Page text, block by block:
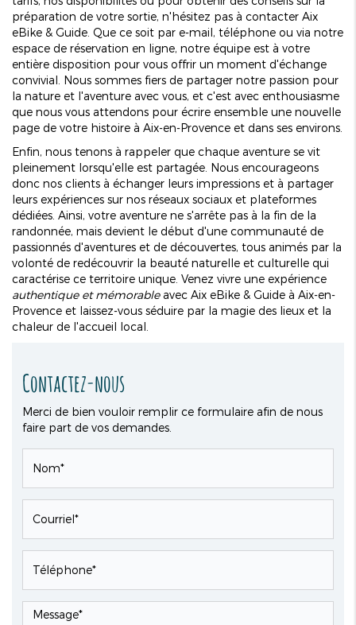
préparation de votre sortie, n'hésitez pas à contacter Aix
eBike & Guide. Que ce soit par e-mail, téléphone ou via notre
espace de réservation en ligne, notre équipe est à votre
entière disposition pour vous offrir un moment d'échange
convivial. Nous sommes fiers de partager notre passion pour
la nature et l'aventure avec vous, et c'est avec enthousiasme
que nous vous attendons pour écrire ensemble une nouvelle
page de votre histoire à Aix-en-Provence et dans ses environs.
Enfin, nous tenons à rappeler que chaque aventure se vit
pleinement lorsqu'elle est partagée. Nous encourageons
donc nos clients à échanger leurs impressions et à partager
leurs expériences sur nos réseaux sociaux et plateformes
dédiées. Ainsi, votre aventure ne s'arrête pas à la fin de la
randonnée, mais devient le début d'une communauté de
passionnés d'aventures et de découvertes, tous animés par la
volonté de redécouvrir la beauté naturelle et culturelle qui
caractérise ce territoire unique. Venez vivre une expérience
authentique et mémorableavec Aix eBike & Guide à Aix-en-
Provence et laissez-vous séduire par la magie des lieux et la
chaleur de l'accueil local.
Contactez-nous
Merci de bien vouloir remplir ce formulaire afin de nous
faire part de vos demandes.